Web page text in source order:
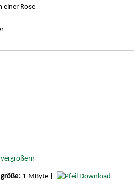
einer Rose
1 MByte | Download